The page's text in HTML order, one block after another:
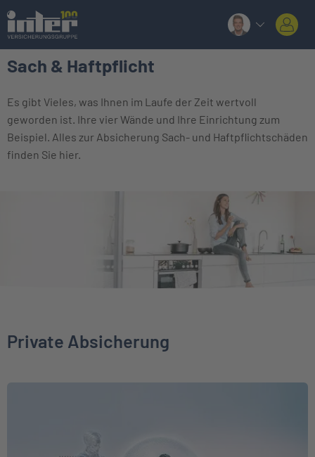
Sach & Haftpflicht
Es gibt Vieles, was Ihnen im Laufe der Zeit wertvoll
geworden ist. Ihre vier Wände und Ihre Einrichtung zum
Beispiel. Alles zur Absicherung Sach- und Haftpflichtschäden
finden Sie hier.
Private Absicherung